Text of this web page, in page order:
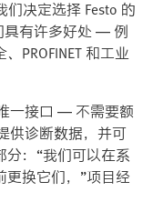
们决定选择 Festo 的
具有许多好处 — 例
PROFINET 和工业
唯一接口 — 不需要额
供诊断数据，并可
：“我们可以在系
换它们，”项目经